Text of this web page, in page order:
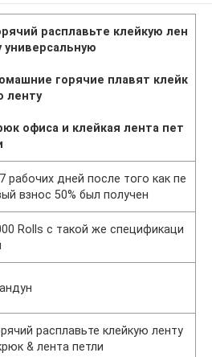
расплавьте клейкую лен
универсальную
горячие плавят клейк
ленту
офиса и клейкая лента пет
рабочих дней после того как пе
взнос 50% был получен
Rolls с такой же спецификаци
расплавьте клейкую ленту
& лента петли